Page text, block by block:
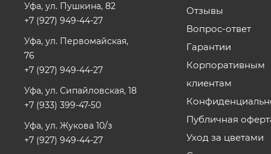
Уфа, ул. Пушкина, 82
+7 (927) 949-44-27
Уфа, ул. Первомайская,
76
+7 (927) 949-44-27
Уфа, ул. Сипайловская, 18
+7 (933) 399-47-50
Уфа, ул. Жукова 10/з
+7 (927) 949-44-27
Отзывы
Вопрос-ответ
Гарантии
Корпоративным
клиентам
Публичная
Уход за цветами